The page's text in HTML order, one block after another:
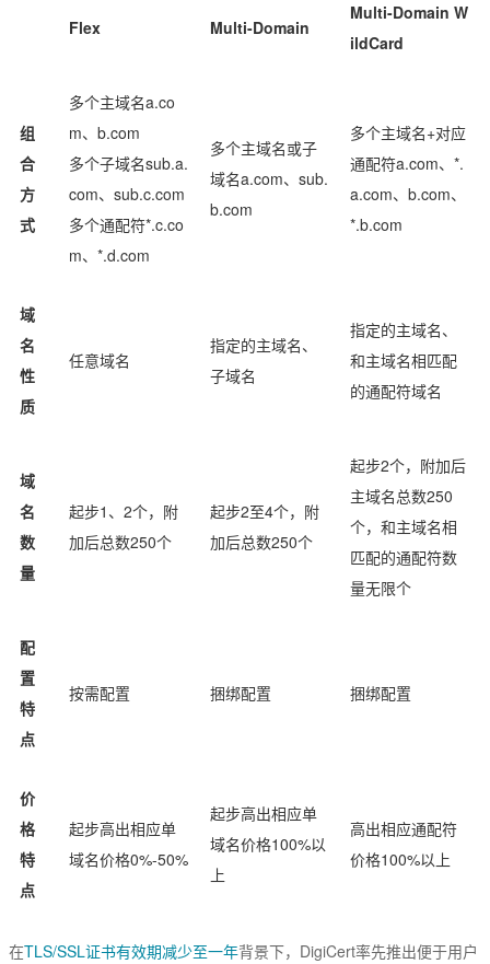
Flex Multi-Domain
Multi-Domain W
ildCard
组
合
方
式
多个主域名a.co
m、b.com
多个子域名sub.a.
com、sub.c.com
多个通配符*.c.co
m、*.d.com
多个主域名或子
域名a.com、sub.
b.com
多个主域名+对应
通配符a.com、*.
a.com、b.com、
*.b.com
域
名
性
质
任意域名
指定的主域名、
子域名
指定的主域名、
和主域名相匹配
的通配符域名
域
名
数
量
起步1、2个，附
加后总数250个
起步2至4个，附
加后总数250个
起步2个，附加后
主域名总数250
个，和主域名相
匹配的通配符数
量无限个
配
置
特
点
按需配置 捆绑配置 捆绑配置
价
格
特
点
起步高出相应单
域名价格0%-50%
起步高出相应单
域名价格100%以
上
高出相应通配符
价格100%以上
在TLS/SSL证书有效期减少至一年背景下，DigiCert率先推出便于用户